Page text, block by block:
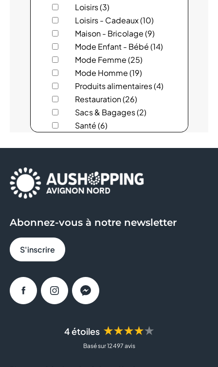
ALAIN AFFLELOU
ALIVE
AMBASSADE DE BRETAGNE
ANIMALIS
ARCHIPEL
ARMAND THIERY FEMME
AYAKO SUSHI
BRICO DEPOT
BRUT BUTCHER
BURGER KING
BUT
Loisirs (3)
Loisirs - Cadeaux (10)
Maison - Bricolage (9)
Mode Enfant - Bébé (14)
Mode Femme (25)
Mode Homme (19)
Produits alimentaires (4)
Restauration (26)
Sacs & Bagages (2)
Santé (6)
4 étoiles ★★★★★
Basé sur 12 497 avis
Abonnez-vous à notre newsletter
S'inscrire
FacebookInstagramMessenger